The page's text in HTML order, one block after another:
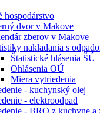
hospodárstvo
dvor v Makove
zberov v Makove
nakladania s
Štatistické hlásenia ŠÚ
Ohlásenia OÚ
Miera vytriedenia
- kuchynský olej
- elektroodpad
- BRO z kuchyne a